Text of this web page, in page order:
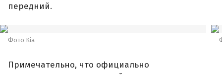
передний.
Фото Kia
Примечательно, что официально